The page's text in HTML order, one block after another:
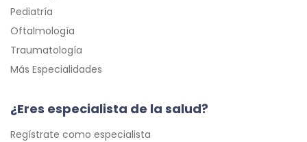
Pediatría
Oftalmología
Traumatología
Más Especialidades
¿Eres especialista de la salud?
Regístrate como especialista